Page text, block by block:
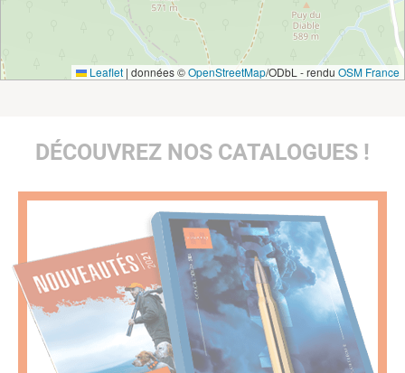
Leaflet | données ©OpenStreetMap/ODbL - rendu OSM France
DÉCOUVREZ NOS CATALOGUES !